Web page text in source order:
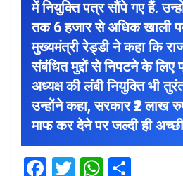
में नियुक्ति पत्र सौंपे गए हैं.
तक 6 हजार से अधिक खाली
मुख्यमंत्री रेड्डी ने कहा कि
संबंधित मुद्दों से निपटने के
अध्यक्ष की लंबी नियुक्ति भी
उन्होंने कहा, सरकार ₹2 लाख
माफ कर देने पर जल्दी ही
F T W